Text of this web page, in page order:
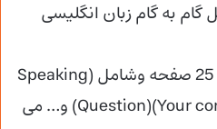
به گام زبان انگلیسی
این فایل گام به گام دارای 25 صفحه وشامل (Speaking
and writing)(Your conversation)(Question) و… می